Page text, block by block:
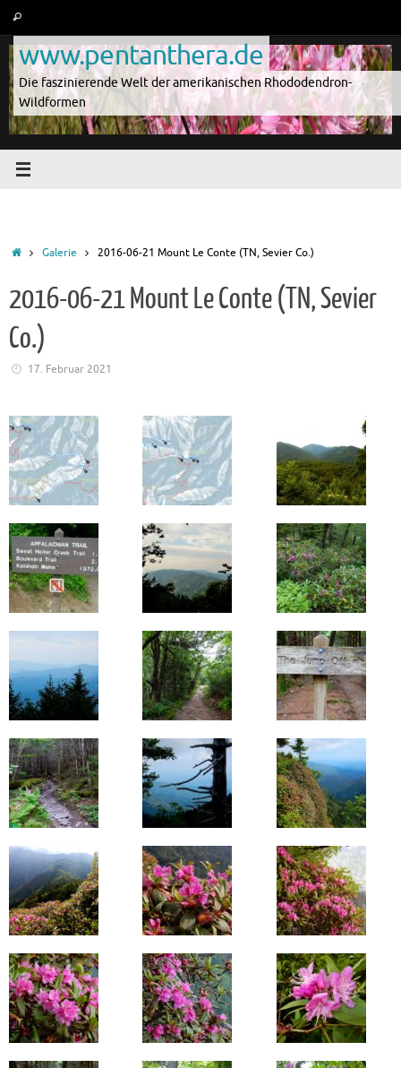
springen
Suchen
www.pentanthera.de
Die faszinierende Welt der amerikanischen Rhododendron-
Wildformen
StartGalerie 2016-06-21 Mount Le Conte (TN, Sevier Co.)
2016-06-21 Mount Le Conte (TN, Sevier
Co.)
17. Februar 2021